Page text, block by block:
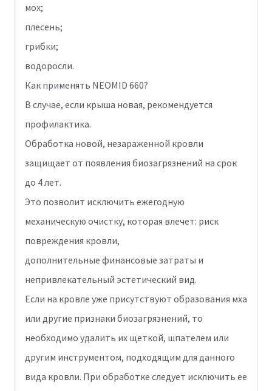
мох;
плесень;
грибки;
водоросли.
Как применять NEOMID 660?
В случае, если крыша новая, рекомендуется
профилактика.
Обработка новой, незараженной кровли
защищает от появления биозагрязнений на срок
до 4 лет.
Это позволит исключить ежегодную
механическую очистку, которая влечет: риск
повреждения кровли,
дополнительные финансовые затраты и
непривлекательный эстетический вид.
Если на кровле уже присутствуют образования мха
или другие признаки биозагрязнений, то
необходимо удалить их щеткой, шпателем или
другим инструментом, подходящим для данного
вида кровли. При обработке следует исключить ее